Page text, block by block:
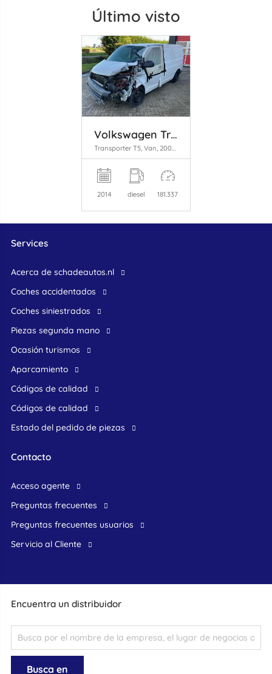
Último visto
Volkswagen Transporter
Transporter T5, Van, 2003 / 2015 2.0 BiTDI DRF
2014 diesel 181.337
Encuentra un distribuidor
Services
Acerca de schadeautos.nl
Coches accidentados
Coches siniestrados
Piezas segunda mano
ocasión turismos
Aparcamiento
Códigos de calidad
Códigos de calidad
Estado del pedido de piezas
Contacto
acceso agente
preguntas frecuentes
preguntas frecuentes usuarios
Servicio al Cliente